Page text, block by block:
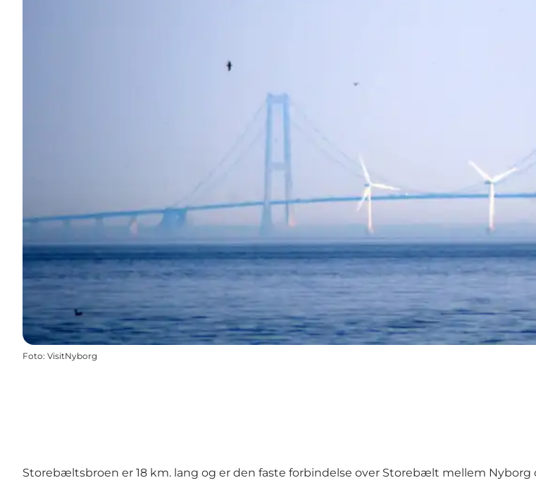
Foto: VisitNyborg
Storebæltsbroen er 18 km. lang og er den faste forbindelse over Storebælt mellem